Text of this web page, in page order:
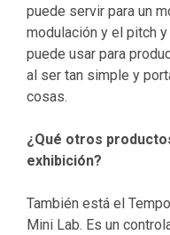
puede servir para un
modulación y el pitch
puede usar para
al ser tan simple y
cosas.
¿Qué otros
exhibición?
También está el
Mini Lab. Es un